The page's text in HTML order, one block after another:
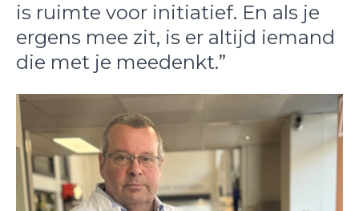
is ruimte voor initiatief. En als je
ergens mee zit, is er altijd iemand
die met je meedenkt.”